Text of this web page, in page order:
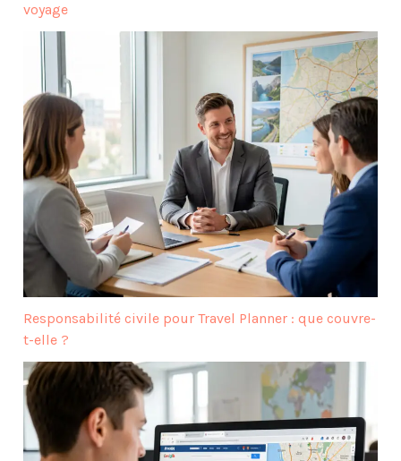
voyage
Responsabilité civile pour Travel Planner : que couvre-
t-elle ?